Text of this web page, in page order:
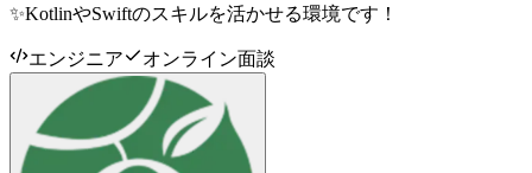
✨KotlinやSwiftのスキルを活かせる環境です！
エンジニア オンライン面談